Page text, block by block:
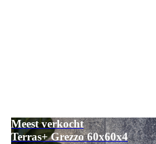
Meest verkocht
Terras+ Grezzo 60x60x4